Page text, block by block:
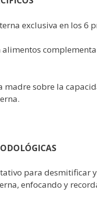
exclusiva en los 6
madre sobre la
para desmitificar
enfocando y